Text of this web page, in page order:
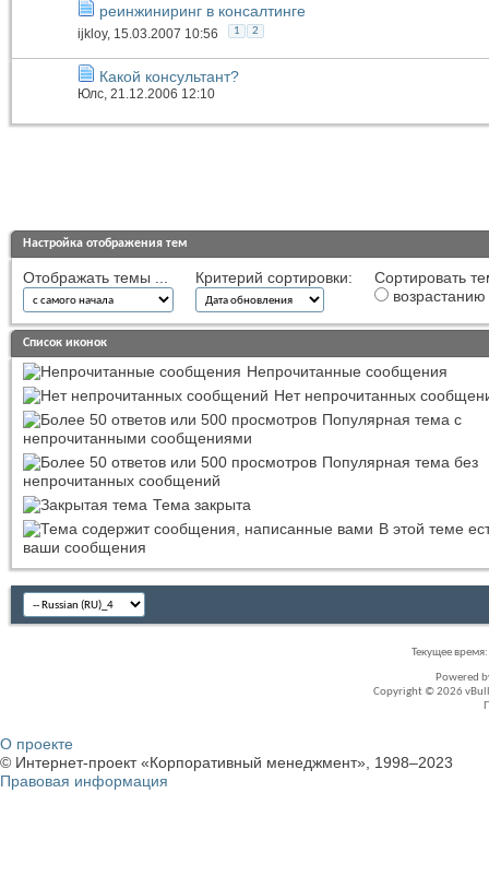
реинжиниринг в консалтинге
ijkloy, 15.03.2007 10:56 1 2
Какой консультант?
Юлс, 21.12.2006 12:10
Настройка отображения тем
Отображать темы ... Критерий сортировки:
Сортировать
возрастанию
Список иконок
Непрочитанные сообщения
Нет непрочитанных
Популярная тема с
непрочитанными сообщениями
Популярная тема без
непрочитанных сообщений
Тема закрыта
В этой теме
ваши сообщения
Текущее время:
Powered
Copyright © 2026
О проекте
© Интернет-проект «Корпоративный менеджмент», 1998–2023
Правовая информация